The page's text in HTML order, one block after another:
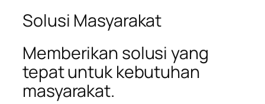
Solusi Masyarakat
Memberikan solusi yang
tepat untuk kebutuhan
masyarakat.